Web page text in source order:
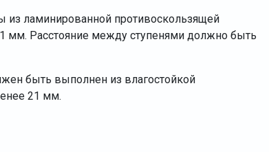
ламинированной противоскользящей
мм. Расстояние между ступенями должно быть
быть выполнен из влагостойкой
21 мм.